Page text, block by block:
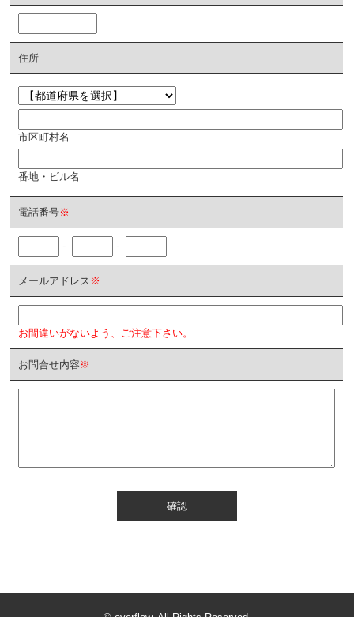
住所
市区町村名
番地・ビル名
電話番号※
- -
メールアドレス ※
お間違いがないよう、ご注意下さい。
お問合せ内容 ※
確認